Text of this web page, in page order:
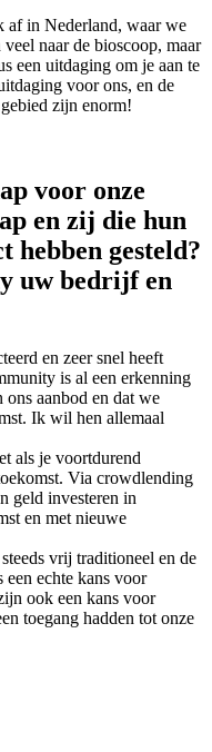
af in Nederland, waar we
naar de bioscoop, maar
een uitdaging om je aan te
voor ons, en de
zijn enorm!
voor onze
en zij die hun
hebben gesteld?
uw bedrijf en
en zeer snel heeft
is al een erkenning
aanbod en dat we
Ik wil hen allemaal
als je voortdurend
Via crowdlending
geld investeren in
en met nieuwe
vrij traditioneel en de
echte kans voor
ook een kans voor
toegang hadden tot onze